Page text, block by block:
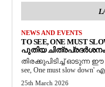
NEWS AND EVENTS
TO SEE, ONE MUST
പുതിയ ചിത്രപ്രദർശനം
തിരക്കുപിടിച്ച് ഓടുന്ന
see, One must slow down'
25th March 2026